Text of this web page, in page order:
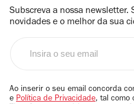
Subscreva a nossa newsletter.
novidades e o melhor da sua
email
Ao inserir o seu email concorda
e Política de Privacidade, tal como